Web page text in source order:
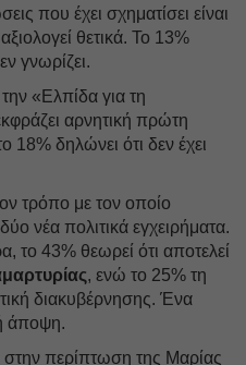
που έχει σχηματίσει είναι
θετικά. Το 13%
γνωρίζει.
«Ελπίδα για τη
αρνητική πρώτη
18% δηλώνει ότι δεν έχει
τρόπο με τον οποίο
νέα πολιτικά εγχειρήματα.
το 43% θεωρεί ότι αποτελεί
, ενώ το 25% τη
διακυβέρνησης. Ένα
άποψη.
στην περίπτωση της Μαρίας